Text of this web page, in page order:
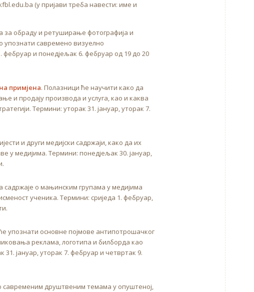
(у пријави треба навести: име и
за обраду и ретуширање фотографија и
упознати савремено визуелно
и понедјељак 6. фебруар од 19 до 20
примјена. Полазници ће научити како да
и продају производа и услуга, као и каква
Термини: уторак 31. јануар, уторак 7.
и други медијски садржаји, како да их
у медијима. Термини: понедјељак 30. јануар,
садржаје о мањинским групама у медијима
ученика. Термини: сриједа 1. фебруар,
упознати основне појмове антипотрошачког
реклама, логотипа и билборда као
јануар, уторак 7. фебруар и четвртак 9.
савременим друштвеним темама у опуштеној,